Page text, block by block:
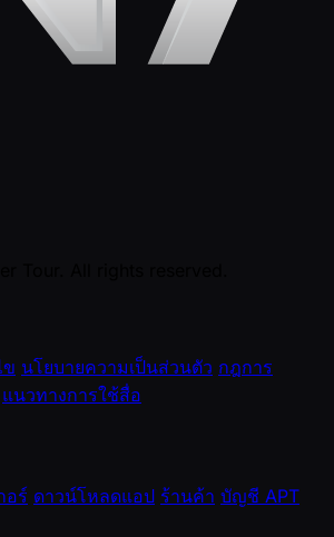
ข นโยบายความเป็นส่วนตัว กฎการ
แนวทางการใช้สื่อ
อร์ ดาวน์โหลดแอป ร้านค้า บัญชี APT